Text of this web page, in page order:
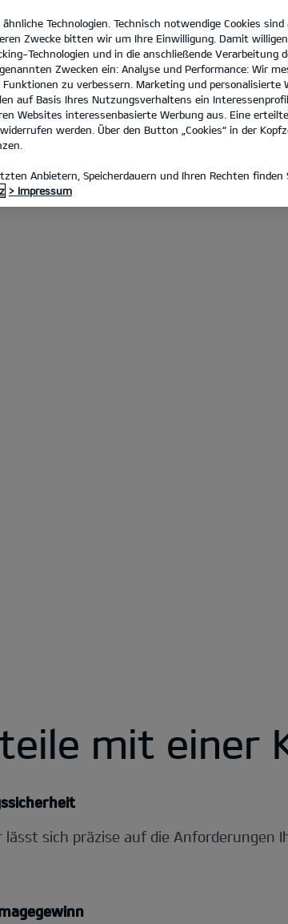
Auto Vogt
im Unternehmen Zu Hause laden
MIT KIA CHARGE
Technologien. Technisch notwendige Cookies
Zwecke bitten wir um Ihre Einwilligung. Damit
Technologien und in die anschließende Verarbeitung
Zwecken ein: Analyse und Performance: Wir
zu verbessern. Marketing und personalisierte
auf Basis Ihres Nutzungsverhaltens ein
Websites interessenbasierte Werbung aus. Eine
werden. Über den Button „Cookies“ in der
Anbietern, Speicherdauern und Ihren Rechten finden
> Impressum